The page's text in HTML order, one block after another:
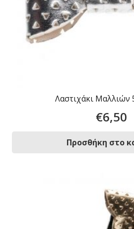
Λαστιχάκι Μαλλιών
€6,50
Προσθήκη στο